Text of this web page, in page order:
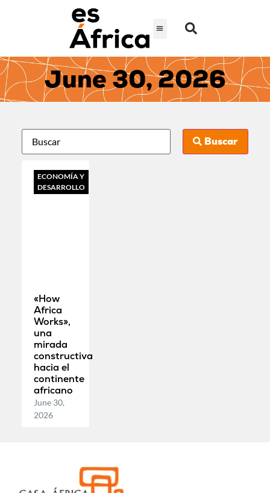
June 30, 2026
Buscar
ECONOMÍA Y
DESARROLLO
«How
Africa
Works»,
una
mirada
constructiva
hacia el
continente
africano
June 30,
2026